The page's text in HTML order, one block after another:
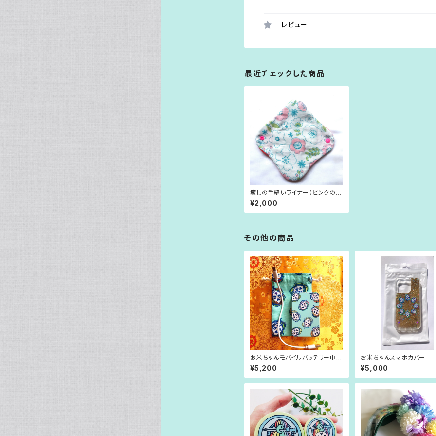
レビュー
最近チェックした商品
癒しの手縫いライナー（ピンクの花
柄）
¥2,000
その他の商品
お米ちゃんモバイルバッテリー巾着
付き
¥5,200
お米ちゃんスマホカバー
¥5,000